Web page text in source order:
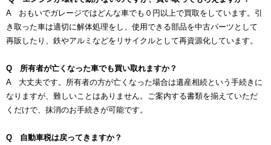
A おもいでガレージではどんな車でも０円以上で買取をしています。引
き取った車は適切に解体処理をし、使用できる部品を中古パーツとして
再販したり、鉄やアルミなどをリサイクルとして再資源化しています。
Q 所有者が亡くなった車でも買い取れますか？
A 大丈夫です。所有者の方が亡くなった場合は遺産相続という手続きに
なりますが、難しいことはありません。ご案内する書類を揃えていただ
くだけで、抹消のお手続きが可能です。
Q 自動車税は戻ってきますか？